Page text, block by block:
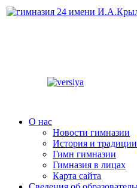
О нас
Новости гимназии
История и
Гимн гимназии
Гимназия в лицах
Карта сайта